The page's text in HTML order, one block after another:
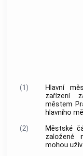
(1) Hlavní
zařízení
městem
hlavního
(2)
Městské
založené
mohou